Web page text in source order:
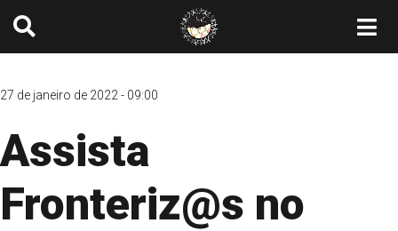
27 de janeiro de 2022 - 09:00
Assista
Fronteriz@s no